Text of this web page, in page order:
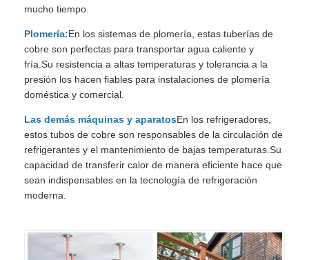
mucho tiempo.
Plomería:En los sistemas de plomería, estas tuberías de
cobre son perfectas para transportar agua caliente y
fría.Su resistencia a altas temperaturas y tolerancia a la
presión los hacen fiables para instalaciones de plomería
doméstica y comercial.
Las demás máquinas y aparatosEn los refrigeradores,
estos tubos de cobre son responsables de la circulación de
refrigerantes y el mantenimiento de bajas temperaturas.Su
capacidad de transferir calor de manera eficiente hace que
sean indispensables en la tecnología de refrigeración
moderna.